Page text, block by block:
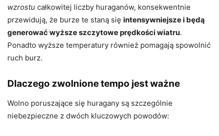
wzrostu całkowitej liczby huraganów, konsekwentnie
przewidują, że burze te staną się intensywniejsze i będą
generować wyższe szczytowe prędkości wiatru.
Ponadto wyższe temperatury również pomagają spowolnić
ruch burz.
Dlaczego zwolnione tempo jest ważne
Wolno poruszające się huragany są szczególnie
niebezpieczne z dwóch kluczowych powodów: